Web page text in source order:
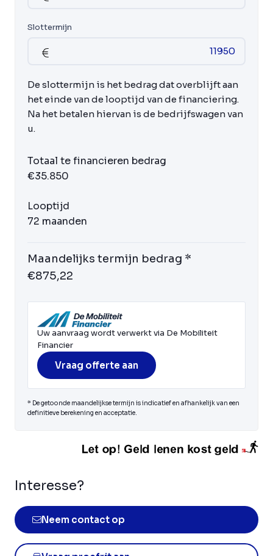
Slottermijn
De slottermijn is het bedrag dat overblijft aan
het einde van de looptijd van de financiering.
Na het betalen hiervan is de bedrijfswagen van
u.
Totaal te financieren bedrag
€35.850
Looptijd
72 maanden
Maandelijks termijn bedrag *
€875,22
Uw aanvraag wordt verwerkt via De Mobiliteit
Financier
Vraag offerte aan
* De getoonde maandelijkse termijn is indicatief en afhankelijk van een
definitieve berekening en acceptatie.
Interesse?
Neem contact op